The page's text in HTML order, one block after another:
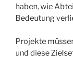
haben, wie
Bedeutung
Projekte
und diese